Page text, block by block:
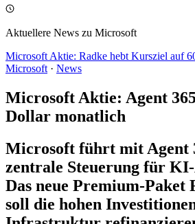
Aktuellere News zu Microsoft
Microsoft Aktie: Radke hebt Kursziel auf
Microsoft · News
Microsoft Aktie: Agent
Dollar monatlich
Microsoft führt mit Agent
zentrale Steuerung für
Das neue Premium-Paket
soll die hohen